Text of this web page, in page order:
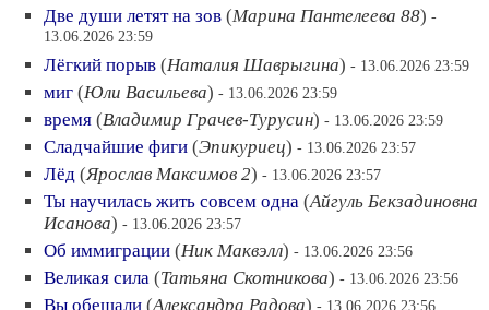
Две души летят на зов (Марина Пантелеева 88) -
13.06.2026 23:59
Лёгкий порыв (Наталия Шаврыгина) - 13.06.2026 23:59
миг (Юли Васильева) - 13.06.2026 23:59
время (Владимир Грачев-Турусин) - 13.06.2026 23:59
Сладчайшие фиги (Эпикуриец) - 13.06.2026 23:57
Лёд (Ярослав Максимов 2) - 13.06.2026 23:57
Ты научилась жить совсем одна (Айгуль Бекзадиновна
Исанова) - 13.06.2026 23:57
Об иммиграции (Ник Маквэлл) - 13.06.2026 23:56
Великая сила (Татьяна Скотникова) - 13.06.2026 23:56
Вы обещали (Александра Радова) - 13.06.2026 23:56